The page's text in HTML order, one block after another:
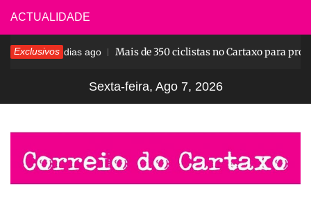
Skip
to
content
ACTUALIDADE
Exclusivos5 dias ago Mais de 350 ciclistas no Cartaxo para
Sexta-feira, Ago 7, 2026